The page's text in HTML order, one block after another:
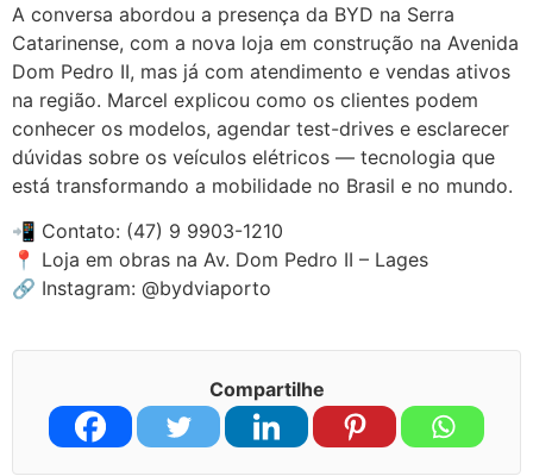
A conversa abordou a presença da BYD na Serra
Catarinense, com a nova loja em construção na Avenida
Dom Pedro II, mas já com atendimento e vendas ativos
na região. Marcel explicou como os clientes podem
conhecer os modelos, agendar test-drives e esclarecer
dúvidas sobre os veículos elétricos — tecnologia que
está transformando a mobilidade no Brasil e no mundo.
📲 Contato: (47) 9 9903-1210
📍 Loja em obras na Av. Dom Pedro II – Lages
🔗 Instagram: @bydviaporto
Compartilhe